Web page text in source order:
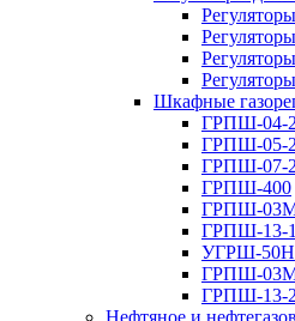
Шкафные
ГРПШ-04-
ГРПШ-05-
ГРПШ-07-
ГРПШ-400
ГРПШ-
ГРПШ-13-
УГРШ-
ГРПШ-
ГРПШ-13-
Нефтяное и